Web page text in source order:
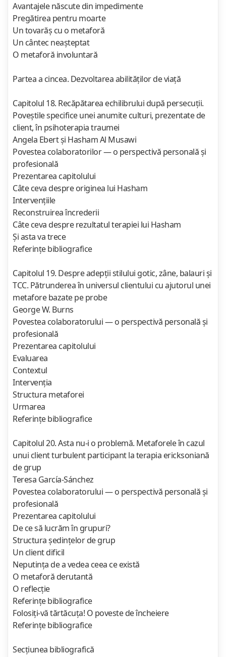
Avantajele născute din impedimente
Pregătirea pentru moarte
Un tovarăş cu o metaforă
Un cântec neaşteptat
O metaforă involuntară
Partea a cincea. Dezvoltarea abilităţilor de viaţă
Capitolul 18. Recăpătarea echilibrului după persecuţii.
Poveştile specifice unei anumite culturi, prezentate de
client, în psihoterapia traumei
Angela Ebert şi Hasham Al Musawi
Povestea colaboratorilor — o perspectivă personală şi
profesională
Prezentarea capitolului
Câte ceva despre originea lui Hasham
Intervenţiile
Reconstruirea încrederii
Câte ceva despre rezultatul terapiei lui Hasham
Şi asta va trece
Referinţe bibliografice
Capitolul 19. Despre adepţii stilului gotic, zâne, balauri şi
TCC. Pătrunderea în universul clientului cu ajutorul unei
metafore bazate pe probe
George W. Burns
Povestea colaboratorului — o perspectivă personală şi
profesională
Prezentarea capitolului
Evaluarea
Contextul
Intervenţia
Structura metaforei
Urmarea
Referinţe bibliografice
Capitolul 20. Asta nu-i o problemă. Metaforele în cazul
unui client turbulent participant la terapia ericksoniană
de grup
Teresa García-Sánchez
Povestea colaboratorului — o perspectivă personală şi
profesională
Prezentarea capitolului
De ce să lucrăm în grupuri?
Structura şedinţelor de grup
Un client dificil
Neputinţa de a vedea ceea ce există
O metaforă derutantă
O reflecţie
Referinţe bibliografice
Folosiţi-vă tărtăcuţa! O poveste de încheiere
Referinţe bibliografice
Secţiunea bibliografică